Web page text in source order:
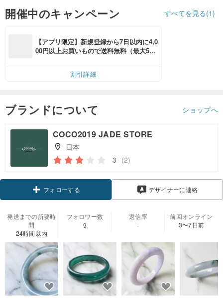
開催中のキャンペーン すべてを見る(1)
【アプリ限定】新規登録から7日以内に4,0
00円以上お買いもので送料無料（最大500
割引詳細
ブランドについて ショップへ
COCO2019 JADE STORE
日本
3 (2)
デザイナーに連絡
発送までの所要時
間
24時間以内
フォロワー数
9
返信率
-
前回オンライン
3〜7日前